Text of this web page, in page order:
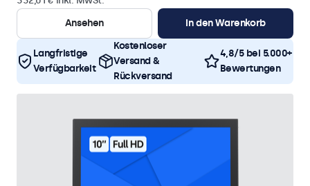
Ansehen
In den Warenkorb
Langfristige
Verfügbarkeit
Kostenloser
Versand &
Rückversand
4,8/5 bei 5.000+
Bewertungen